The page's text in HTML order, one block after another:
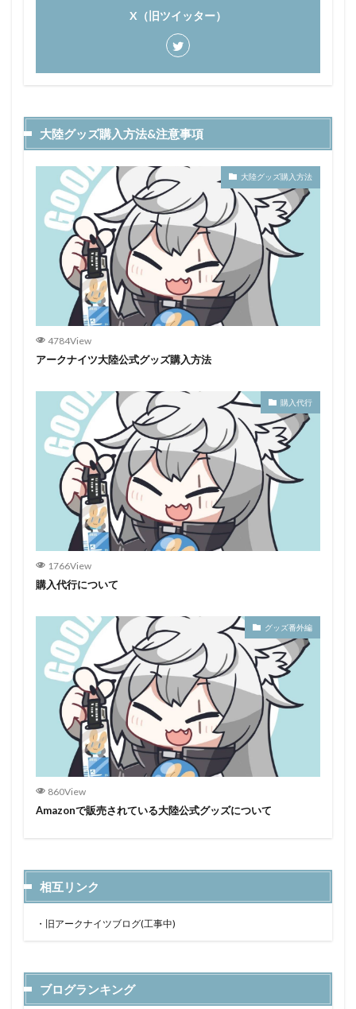
X（旧ツイッター）
大陸グッズ購入方法&注意事項
大陸グッズ購入方法
4784View
アークナイツ大陸公式グッズ購入方法
購入代行
1766View
購入代行について
グッズ番外編
860View
Amazonで販売されている大陸公式グッズについて
相互リンク
・ 旧アークナイツブログ(工事中)
ブログランキング